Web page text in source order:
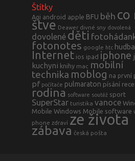
Štítky
Agi android apple BFU běh co
štve Deawer divné sny dovolená
dovolené děti
fotonotes google htc hudba
Internet ios ipad iphone
kuchyni knihy mac mobilní
technika moblog na první
pf počítače pulmaraton písání
rodina software soutěž sport
SuperStar turistika vanoce
Mobile Windows Mobile software
phone zdraví ze života
zábava česká pošta